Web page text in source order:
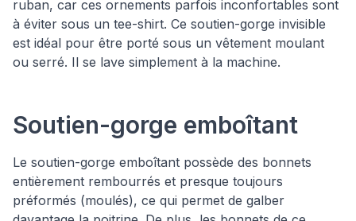
ruban, car ces ornements parfois inconfortables sont
à éviter sous un tee-shirt. Ce soutien-gorge invisible
est idéal pour être porté sous un vêtement moulant
ou serré. Il se lave simplement à la machine.
Soutien-gorge emboîtant
Le soutien-gorge emboîtant possède des bonnets
entièrement rembourrés et presque toujours
préformés (moulés), ce qui permet de galber